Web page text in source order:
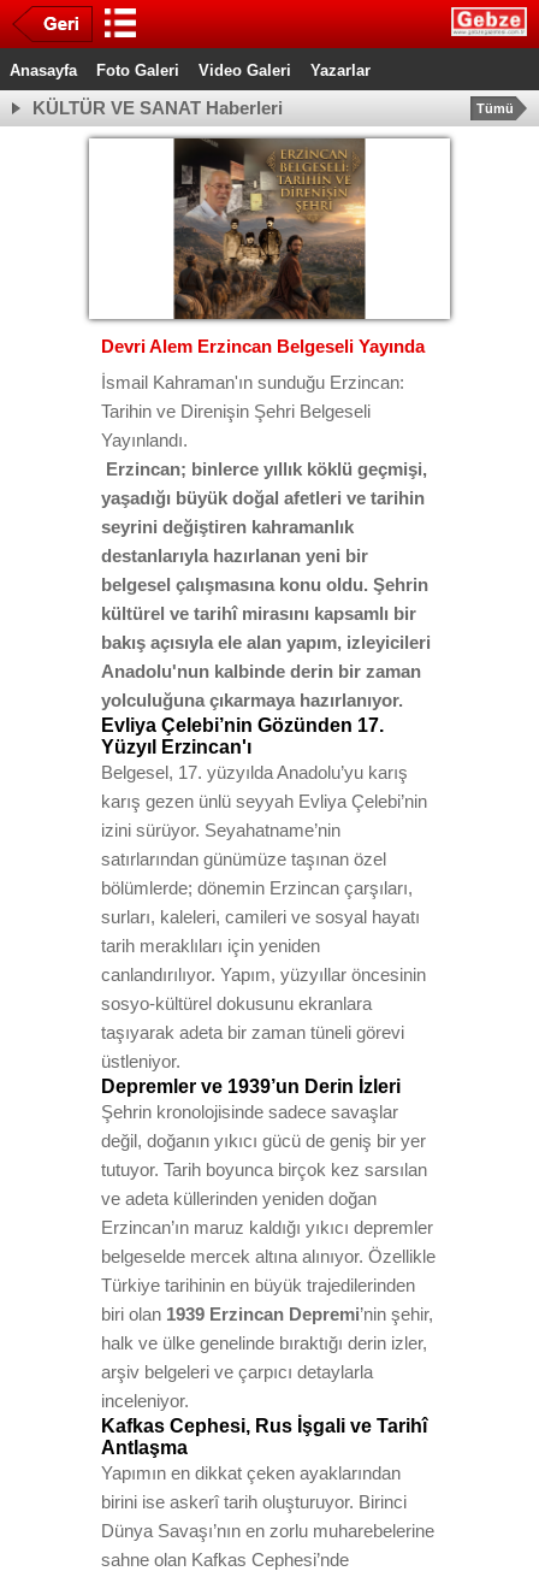
Anasayfa Foto Galeri Video Galeri Yazarlar
KÜLTÜR VE SANAT Haberleri Tümü
Devri Alem Erzincan Belgeseli Yayında
İsmail Kahraman'ın sunduğu Erzincan:
Tarihin ve Direnişin Şehri Belgeseli
Yayınlandı.
Erzincan; binlerce yıllık köklü geçmişi,
yaşadığı büyük doğal afetleri ve tarihin
seyrini değiştiren kahramanlık
destanlarıyla hazırlanan yeni bir
belgesel çalışmasına konu oldu. Şehrin
kültürel ve tarihî mirasını kapsamlı bir
bakış açısıyla ele alan yapım, izleyicileri
Anadolu'nun kalbinde derin bir zaman
yolculuğuna çıkarmaya hazırlanıyor.
Evliya Çelebi’nin Gözünden 17.
Yüzyıl Erzincan'ı
Belgesel, 17. yüzyılda Anadolu’yu karış
karış gezen ünlü seyyah Evliya Çelebi’nin
izini sürüyor. Seyahatname’nin
satırlarından günümüze taşınan özel
bölümlerde; dönemin Erzincan çarşıları,
surları, kaleleri, camileri ve sosyal hayatı
tarih meraklıları için yeniden
canlandırılıyor. Yapım, yüzyıllar öncesinin
sosyo-kültürel dokusunu ekranlara
taşıyarak adeta bir zaman tüneli görevi
üstleniyor.
Depremler ve 1939’un Derin İzleri
Şehrin kronolojisinde sadece savaşlar
değil, doğanın yıkıcı gücü de geniş bir yer
tutuyor. Tarih boyunca birçok kez sarsılan
ve adeta küllerinden yeniden doğan
Erzincan’ın maruz kaldığı yıkıcı depremler
belgeselde mercek altına alınıyor. Özellikle
Türkiye tarihinin en büyük trajedilerinden
biri olan 1939 Erzincan Depremi’nin şehir,
halk ve ülke genelinde bıraktığı derin izler,
arşiv belgeleri ve çarpıcı detaylarla
inceleniyor.
Kafkas Cephesi, Rus İşgali ve Tarihî
Antlaşma
Yapımın en dikkat çeken ayaklarından
birini ise askerî tarih oluşturuyor. Birinci
Dünya Savaşı’nın en zorlu muharebelerine
sahne olan Kafkas Cephesi’nde